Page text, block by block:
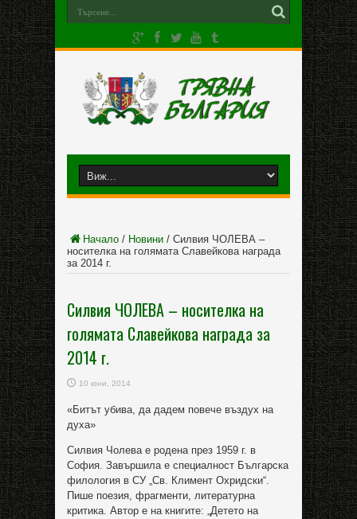
Начало / Новини / Силвия ЧОЛЕВА –
носителка на голямата Славейкова награда
за 2014 г.
Силвия ЧОЛЕВА – носителка на
голямата Славейкова награда за
2014 г.
10 юни, 2014
«Битът убива, да дадем повече въздух на
духа»
Силвия Чолева е родена през 1959 г. в
София. Завършила е специалност Българска
филология в СУ „Св. Климент Охридски“.
Пише поезия, фрагменти, литературна
критика. Автор е на книгите: „Детето на